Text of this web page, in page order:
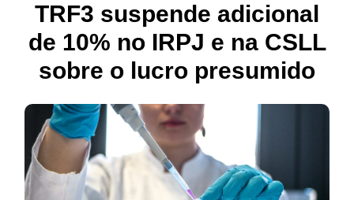
TRF3 suspende adicional
de 10% no IRPJ e na CSLL
sobre o lucro presumido